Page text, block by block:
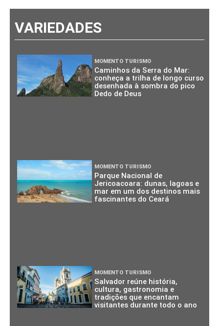
VARIEDADES
MOMENTO TURISMO
Caminhos da Serra do Mar:
conheça a trilha de longo curso
desenhada à sombra do pico
Dedo de Deus
MOMENTO TURISMO
Parque Nacional de
Jericoacoara: dunas, lagoas e
mar em um dos destinos mais
fascinantes do Ceará
MOMENTO TURISMO
Salvador reúne história,
cultura, gastronomia e
tradições que encantam
visitantes durante todo o ano